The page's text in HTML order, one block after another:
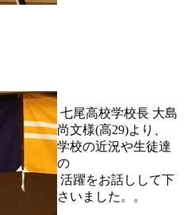
七尾高校学校長 大島
尚文様(高29)より、
学校の近況や生徒達
の
活躍をお話しして下
さいました。。